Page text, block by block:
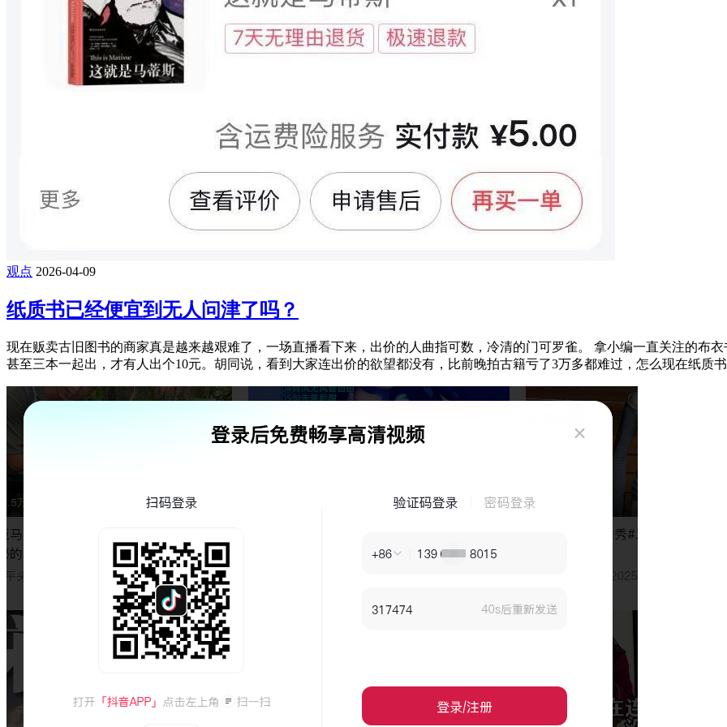
观点 2026-04-09
纸质书已经便宜到无人问津了吗？
现在贩卖古旧图书的商家真是越来越艰难了，一场直播看下来，出价的人曲指可数，冷清的门可罗雀。 拿小编一直关注的布
甚至三本一起出，才有人出个10元。胡同说，看到大家连出价的欲望都没有，比前晚拍古籍亏了3万多都难过，怎么现在纸质